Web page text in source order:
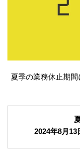
夏季の業務休止期
2024年8月13